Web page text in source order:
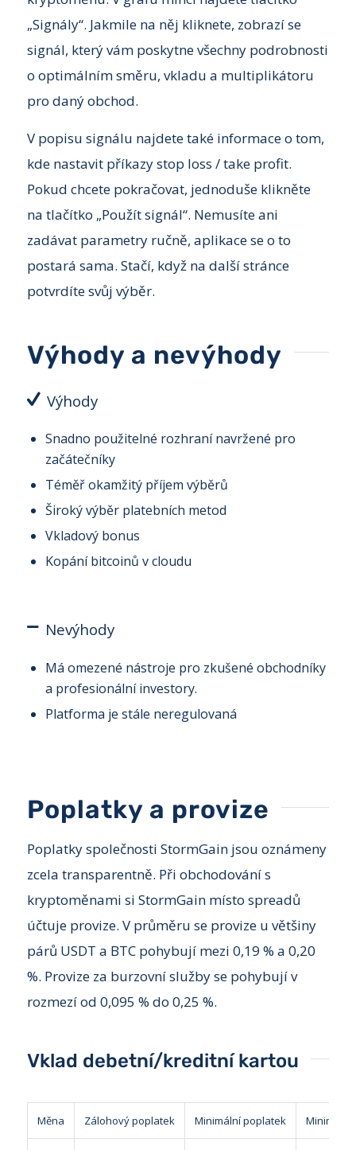
„Signály“. Jakmile na něj kliknete, zobrazí se
signál, který vám poskytne všechny podrobnosti
o optimálním směru, vkladu a multiplikátoru
pro daný obchod.
V popisu signálu najdete také informace o tom,
kde nastavit příkazy stop loss / take profit.
Pokud chcete pokračovat, jednoduše klikněte
na tlačítko „Použít signál“. Nemusíte ani
zadávat parametry ručně, aplikace se o to
postará sama. Stačí, když na další stránce
potvrdíte svůj výběr.
Výhody a nevýhody
Výhody
Snadno použitelné rozhraní navržené pro
začátečníky
Téměř okamžitý příjem výběrů
Široký výběr platebních metod
Vkladový bonus
Kopání bitcoinů v cloudu
Nevýhody
Má omezené nástroje pro zkušené obchodníky
a profesionální investory.
Platforma je stále neregulovaná
Poplatky a provize
Poplatky společnosti StormGain jsou oznámeny
zcela transparentně. Při obchodování s
kryptoměnami si StormGain místo spreadů
účtuje provize. V průměru se provize u většiny
párů USDT a BTC pohybují mezi 0,19 % a 0,20
%. Provize za burzovní služby se pohybují v
rozmezí od 0,095 % do 0,25 %.
Vklad debetní/kreditní kartou
Měna Zálohový poplatek Minimální poplatek Minimální